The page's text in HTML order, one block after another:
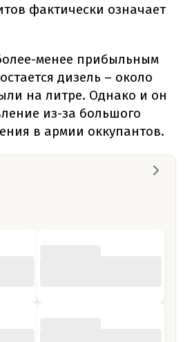
фактически означает
менее прибыльным
дизель – около
на литре. Однако и он
из-за большого
в армии оккупантов.